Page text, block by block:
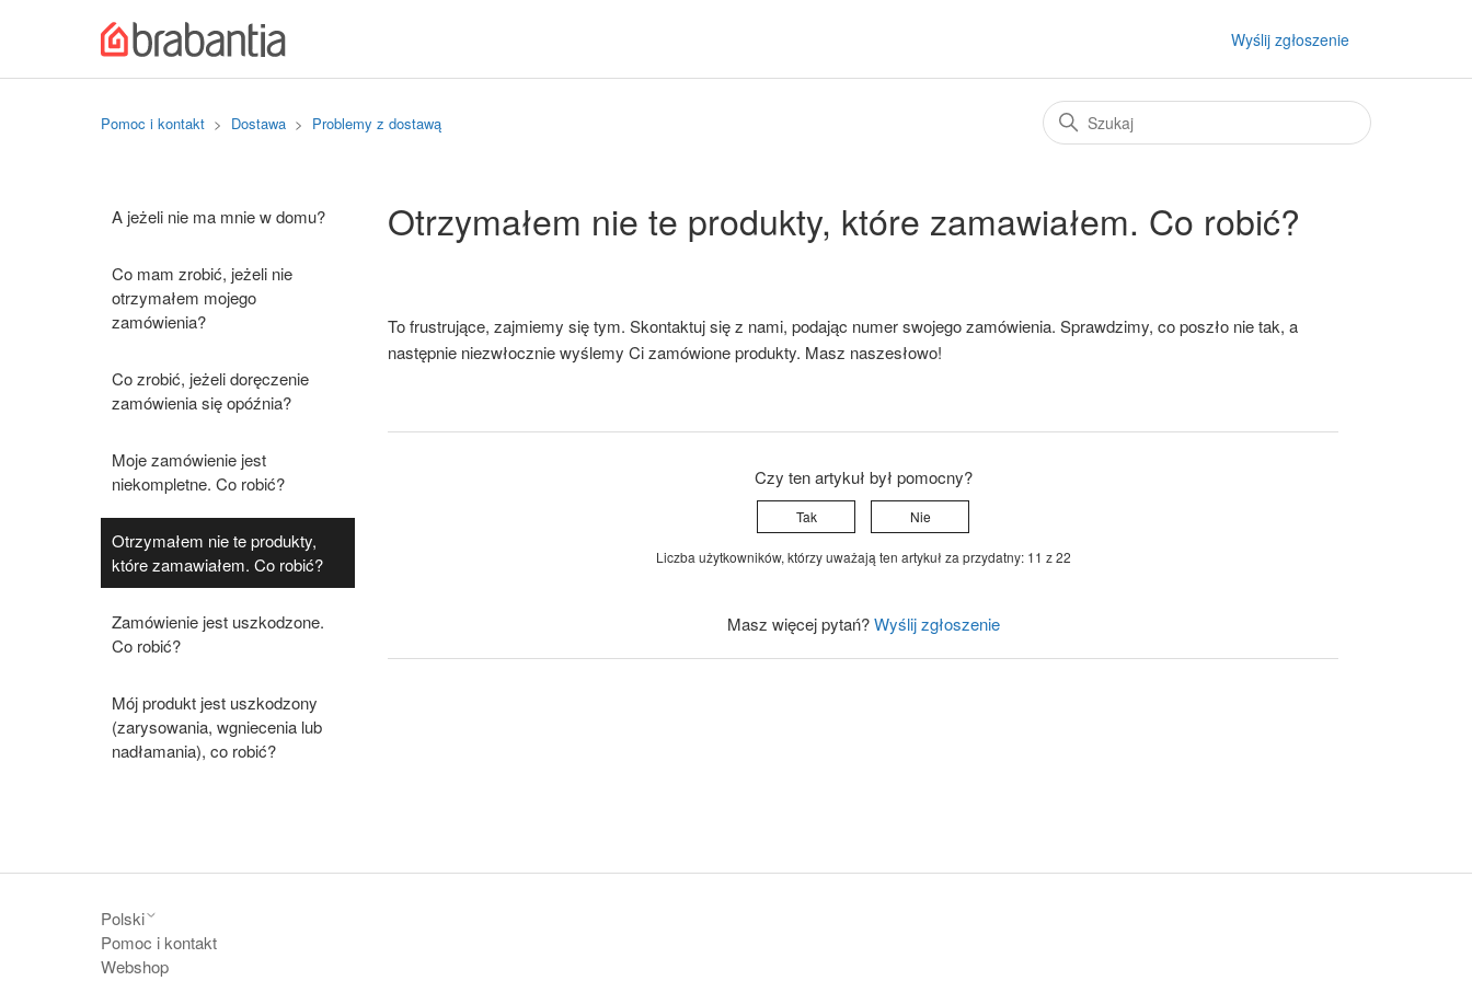
Wyślij zgłoszenie
Pomoc i kontakt Dostawa Problemy z dostawą
A jeżeli nie ma mnie w domu?
Co mam zrobić, jeżeli nie
otrzymałem mojego
zamówienia?
Co zrobić, jeżeli doręczenie
zamówienia się opóźnia?
Moje zamówienie jest
niekompletne. Co robić?
Otrzymałem nie te produkty,
które zamawiałem. Co robić?
Zamówienie jest uszkodzone.
Co robić?
Mój produkt jest uszkodzony
(zarysowania, wgniecenia lub
nadłamania), co robić?
Otrzymałem nie te produkty, które zamawiałem. Co robić?
To frustrujące, zajmiemy się tym. Skontaktuj się z nami, podając numer swojego zamówienia. Sprawdzimy, co poszło nie tak, a
następnie niezwłocznie wyślemy Ci zamówione produkty. Masz naszesłowo!
Czy ten artykuł był pomocny?
Tak Nie
Liczba użytkowników, którzy uważają ten artykuł za przydatny: 11 z 22
Masz więcej pytań?Wyślij zgłoszenie
Polski
Pomoc i kontakt
Webshop